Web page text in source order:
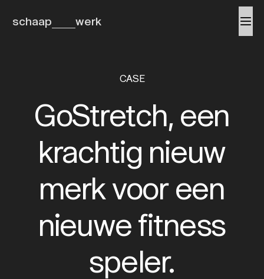
schaap werk
CASE
GoStretch, een
krachtig nieuw
merk voor een
nieuwe fitness
speler.